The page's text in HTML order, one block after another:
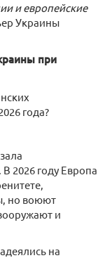
и европейские
Украины
при
года?
2026 году Европа
но воюют
и
на